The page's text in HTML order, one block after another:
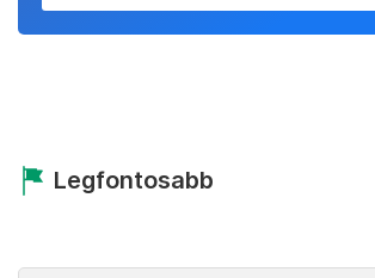
Legfontosabb